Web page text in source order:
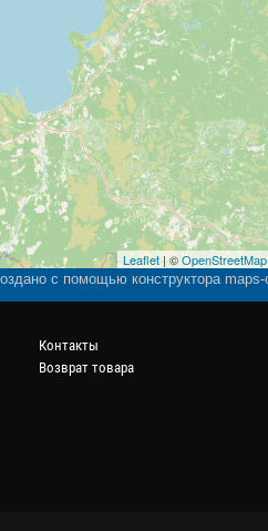
Leaflet | ©OpenStreetMap
с помощью конструктора maps-
Контакты
Возврат товара